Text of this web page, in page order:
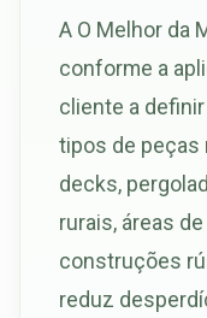
A O Melhor da
conforme a
cliente a
tipos de peças
decks,
rurais, áreas
construções
reduz